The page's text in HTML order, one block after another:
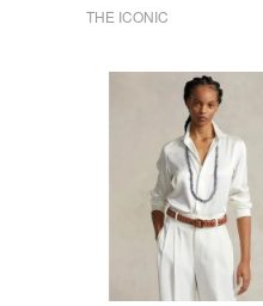
THE ICONIC